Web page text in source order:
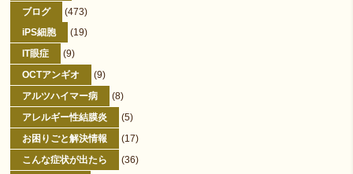
ブログ
(473)
iPS細胞
(19)
IT眼症
(9)
OCTアンギオ
(9)
アルツハイマー病
(8)
アレルギー性結膜炎
(5)
お困りごと解決情報
(17)
こんな症状が出たら
(36)